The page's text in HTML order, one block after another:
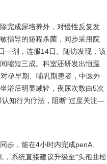
完成尿培养外，对慢性反复发
指导的短程杀菌，同步采用院
一剂，连服14日。随访发现，该
缩短三成。科室还研发出恒温
孕早期、哺乳期患者，中医外
浴后明显减轻，夜尿次数由5次
知行为疗法，阻断“过度关注—
步，能在4小时内完成penA、
系统直接建议升级至“头孢曲松